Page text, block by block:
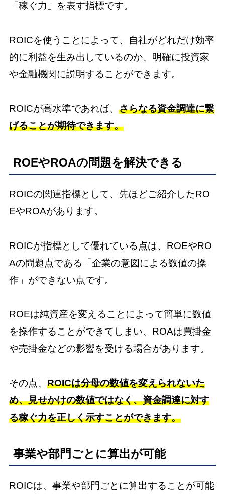
「稼ぐ力」を表す指標です。
ROICを使うことによって、自社がどれだけ効率
的に利益を生み出しているのか、明確に投資家
や金融機関に説明することができます。
ROICが高水準であれば、 さらなる資金調達に繋
げることが期待できます。
ROEやROAの問題を解決できる
ROICの関連指標として、先ほどご紹介したRO
EやROAがあります。
ROICが指標として優れている点は、ROEやRO
Aの問題点である「企業の意図による数値の操
作」ができない点です。
ROEは純資産を変えることによって簡単に数値
を操作することができてしまい、ROAは買掛金
や売掛金などの影響を受ける場合があります。
その点、 ROICは分母の数値を変えられないた
め、見せかけの数値ではなく、資金調達に対す
る稼ぐ力を正しく示すことができます。
事業や部門ごとに算出が可能
ROICは、事業や部門ごとに算出することが可能